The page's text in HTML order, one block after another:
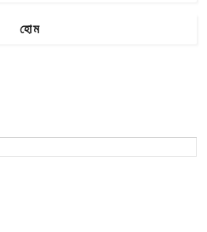
হোম